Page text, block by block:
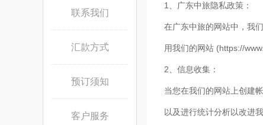
联系我们
汇款方式
预订须知
客户服务
1、广东中旅隐私政策：
在广东中旅的网站中，我
用我们的网站 (https://
2、信息收集：
当您在我们的网站上创建
以及进行统计分析以改进